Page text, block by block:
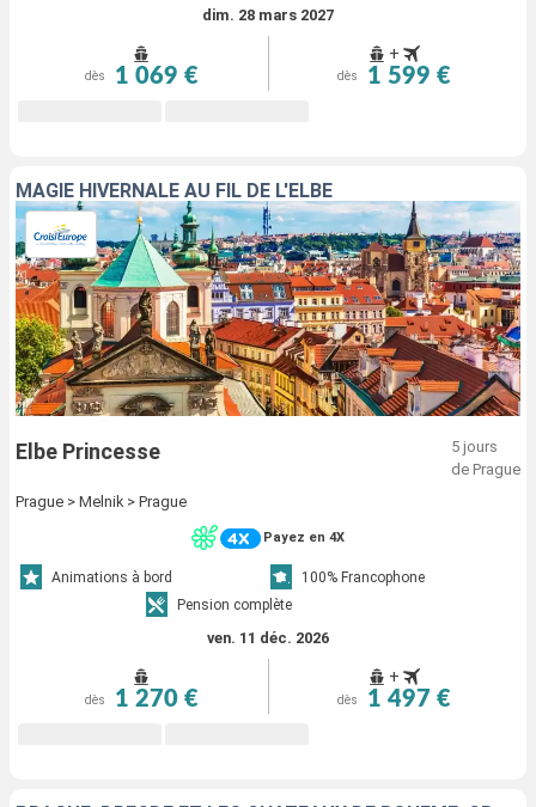
dim. 28 mars 2027
dès 1 069 €
+
dès 1 599 €
MAGIE HIVERNALE AU FIL DE L'ELBE
Elbe Princesse
5 jours
de Prague
Prague > Melnik > Prague
Payez en 4X
Animations à bord
100% Francophone
Pension complète
ven. 11 déc. 2026
dès 1 270 €
+
dès 1 497 €